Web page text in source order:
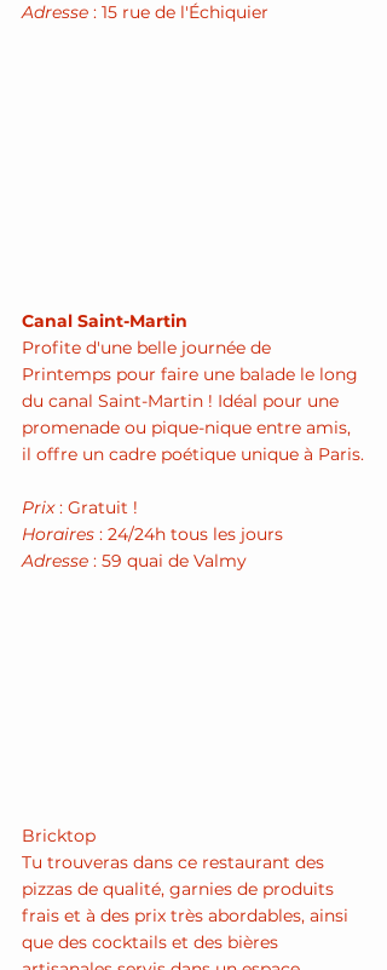
Adresse : 15 rue de l'Échiquier
Canal Saint-Martin
Profite d'une belle journée de
Printemps pour faire une balade le long
du canal Saint-Martin ! Idéal pour une
promenade ou pique-nique entre amis,
il offre un cadre poétique unique à Paris.
Prix : Gratuit !
Horaires : 24/24h tous les jours
Adresse : 59 quai de Valmy
Bricktop
Tu trouveras dans ce restaurant des
pizzas de qualité, garnies de produits
frais et à des prix très abordables, ainsi
que des cocktails et des bières